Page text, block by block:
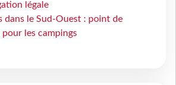
légale
dans le Sud-Ouest : point de
les campings